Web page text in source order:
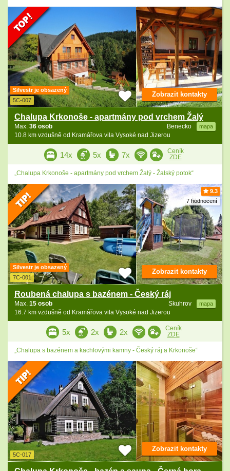
Silvestr je obsazený
5C-007
Chalupa Krkonoše - apartmány pod vrchem Žalý
Benecko mapa
Max. 36 osob
10.8 km vzdušně od Kramářova vila Vysoké nad Jizerou
Zobrazit kontakty
14x 5x 7x
Ceník
ZDE
„Chalupa Krkonoše - apartmány pod vrchem Žalý - Žalský potok“
9.3
7 hodnocení
Silvestr je obsazený
7C-001
Roubená chalupa s bazénem - Český ráj
Skuhrov mapa
Max. 15 osob
16.7 km vzdušně od Kramářova vila Vysoké nad Jizerou
Zobrazit kontakty
5x 2x 2x
Ceník
ZDE
„Chalupa s bazénem a kachlovými kamny - Český ráj a Krkonoše“
5C-017
Zobrazit kontakty